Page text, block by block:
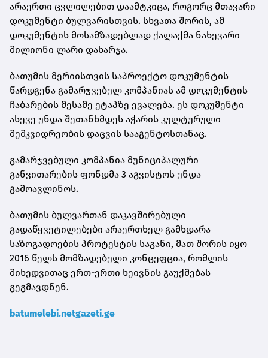
არაერთი ცვლილებით დაამტკიცა, როგორც მთავარი
დოკუმენტი ბულვარისთვის. სხვათა შორის, ამ
დოკუმენტის მოსამზადებლად ქალაქმა ნახევარი
მილიონი ლარი დახარჯა.
ბათუმის მერიისთვის საპროექტო დოკუმენტის
წარდგენა გამარჯვებულ კომპანიას ამ დოკუმენტის
ჩაბარების მესამე ეტაპზე ევალება. ეს დოკუმენტი
ასევე უნდა შეთანხმდეს აჭარის კულტურული
მემკვიდრეობის დაცვის სააგენტოსთანაც.
გამარჯვებული კომპანია მუნიციპალური
განვითარების ფონდმა 3 აგვისტოს უნდა
გამოავლინოს.
ბათუმის ბულვართან დაკავშირებული
გადაწყვეტილებები არაერთხელ გამხდარა
საზოგადოების პროტესტის საგანი, მათ შორის იყო
2016 წელს მომზადებული კონცეფცია, რომლის
მიხედვითაც ერთ-ერთი ხეივნის გაუქმებას
გეგმავდნენ.
batumelebi.netgazeti.ge